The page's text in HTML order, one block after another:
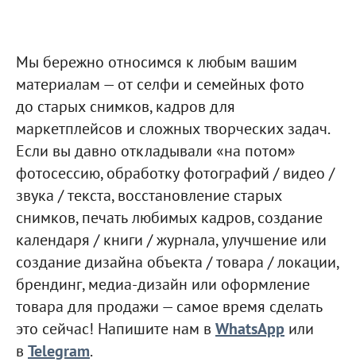
Мы бережно относимся к любым вашим
материалам — от селфи и семейных фото
до старых снимков, кадров для
маркетплейсов и сложных творческих задач.
Если вы давно откладывали «на потом»
фотосессию, обработку фотографий / видео /
звука / текста, восстановление старых
снимков, печать любимых кадров, создание
календаря / книги / журнала, улучшение или
создание дизайна объекта / товара / локации,
брендинг, медиа-дизайн или оформление
товара для продажи — самое время сделать
это сейчас! Напишите нам в WhatsApp или
в Telegram.